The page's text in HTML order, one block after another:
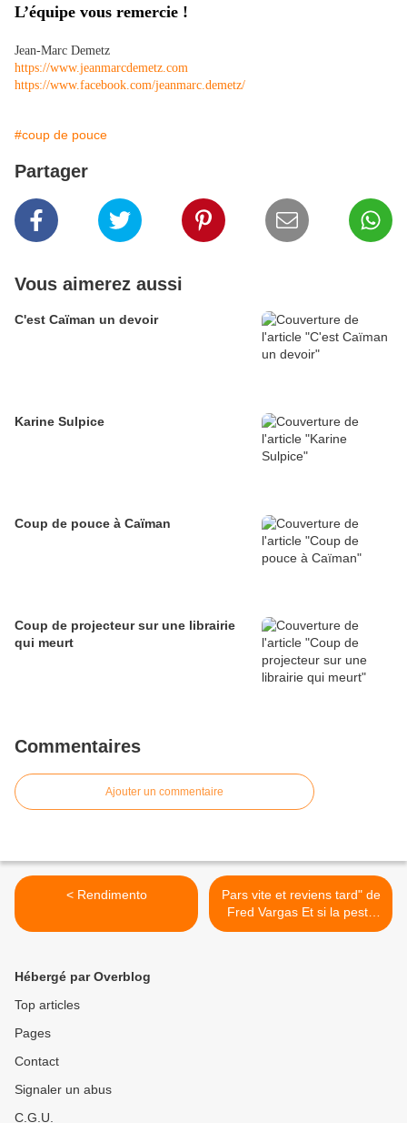
L’équipe vous remercie !
Jean-Marc Demetz
https://www.jeanmarcdemetz.com
https://www.facebook.com/jeanmarc.demetz/
#coup de pouce
Partager
Vous aimerez aussi
C'est Caïman un devoir
Karine Sulpice
Coup de pouce à Caïman
Coup de projecteur sur une librairie
qui meurt
Commentaires
Ajouter un commentaire
< Rendimento
Pars vite et reviens tard" de
Fred Vargas Et si la peste
était de retour à Paris ? >
Hébergé par Overblog
Top articles
Pages
Contact
Signaler un abus
C.G.U.